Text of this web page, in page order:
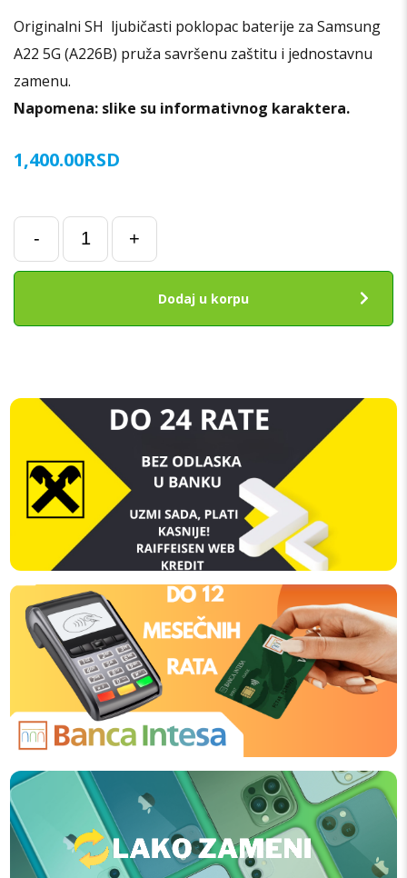
1,400.00RSD
Originalni SH ljubičasti poklopac baterije za Samsung
A22 5G (A226B) pruža savršenu zaštitu i jednostavnu
zamenu.
Napomena: slike su informativnog karaktera.
-
Poklopac
baterije
za
ORIGINAL
SH
količina
+
Dodaj u korpu